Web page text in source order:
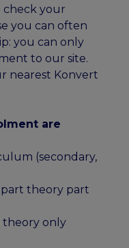
check your
you can often
you can only
to our site.
nearest Konvert
are
(secondary,
theory part
theory only